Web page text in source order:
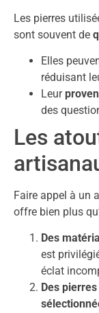
Les pierres
sont souvent de
Elles
réduisant
Leur
des
Les
Faire appel à un
offre bien plus
Des
est
éclat
Des